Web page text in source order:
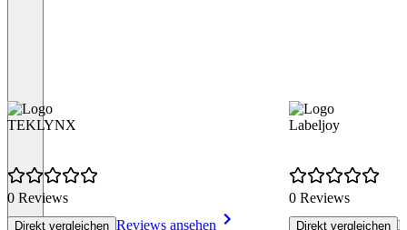
TEKLYNX
0 Reviews
Direkt vergleichen Reviews ansehen
Labeljoy
0 Reviews
Direkt vergleichen